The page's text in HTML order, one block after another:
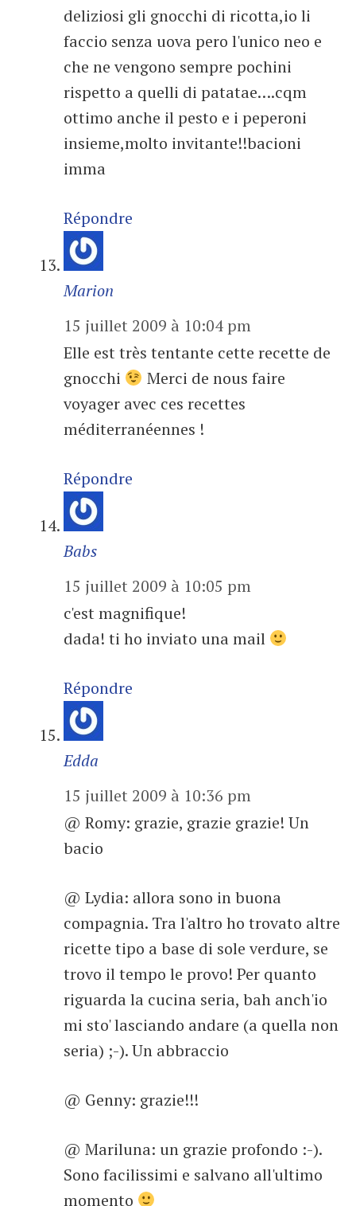
deliziosi gli gnocchi di ricotta,io li
faccio senza uova pero l'unico neo e
che ne vengono sempre pochini
rispetto a quelli di patatae….cqm
ottimo anche il pesto e i peperoni
insieme,molto invitante!!bacioni
imma
Répondre
Marion
15 juillet 2009 à 10:04 pm
Elle est très tentante cette recette de
gnocchi
Merci de nous faire
voyager avec ces recettes
méditerranéennes !
Répondre
Babs
15 juillet 2009 à 10:05 pm
c'est magnifique!
dada! ti ho inviato una mail
Répondre
Edda
15 juillet 2009 à 10:36 pm
@ Romy: grazie, grazie grazie! Un
bacio
@ Lydia: allora sono in buona
compagnia. Tra l'altro ho trovato altre
ricette tipo a base di sole verdure, se
trovo il tempo le provo! Per quanto
riguarda la cucina seria, bah anch'io
mi sto' lasciando andare (a quella non
seria) ;-). Un abbraccio
@ Genny: grazie!!!
@ Mariluna: un grazie profondo :-).
Sono facilissimi e salvano all'ultimo
momento